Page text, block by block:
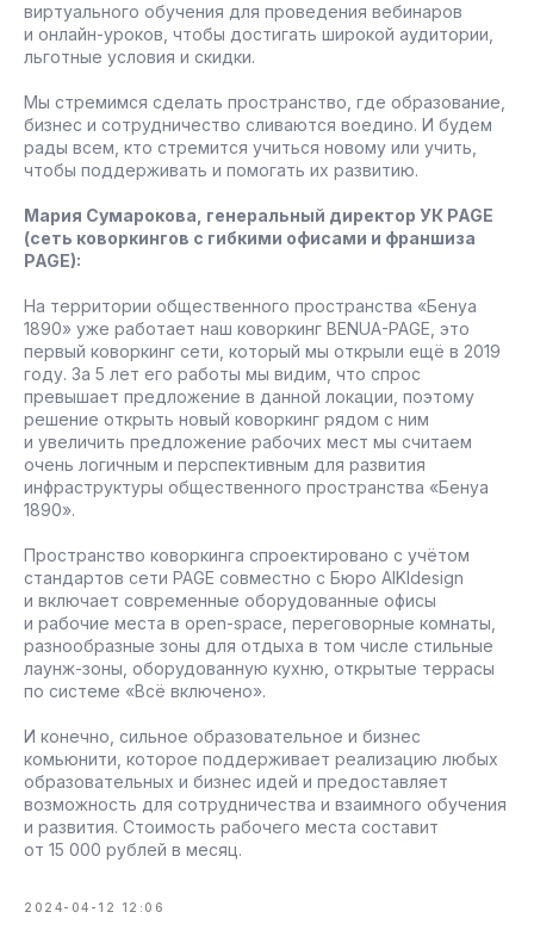
виртуального обучения для проведения вебинаров
и онлайн-уроков, чтобы достигать широкой аудитории,
льготные условия и скидки.
Мы стремимся сделать пространство, где образование,
бизнес и сотрудничество сливаются воедино. И будем
рады всем, кто стремится учиться новому или учить,
чтобы поддерживать и помогать их развитию.
Мария Сумарокова, генеральный директор УК PAGE
(сеть коворкингов с гибкими офисами и франшиза
PAGE):
На территории общественного пространства «Бенуа
1890» уже работает наш коворкинг BENUA-PAGE, это
первый коворкинг сети, который мы открыли ещё в 2019
году. За 5 лет его работы мы видим, что спрос
превышает предложение в данной локации, поэтому
решение открыть новый коворкинг рядом с ним
и увеличить предложение рабочих мест мы считаем
очень логичным и перспективным для развития
инфраструктуры общественного пространства «Бенуа
1890».
Пространство коворкинга спроектировано с учётом
стандартов сети PAGE совместно с Бюро AIKIdesign
и включает современные оборудованные офисы
и рабочие места в open-space, переговорные комнаты,
разнообразные зоны для отдыха в том числе стильные
лаунж-зоны, оборудованную кухню, открытые террасы
по системе «Всё включено».
И конечно, сильное образовательное и бизнес
комьюнити, которое поддерживает реализацию любых
образовательных и бизнес идей и предоставляет
возможность для сотрудничества и взаимного обучения
и развития. Стоимость рабочего места составит
от 15 000 рублей в месяц.
2024-04-12 12:06